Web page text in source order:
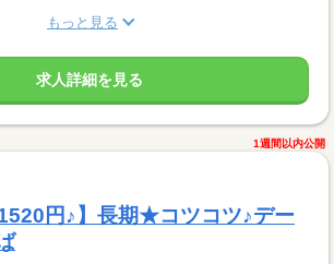
もっと見る
求人詳細を見る
1週間以内公開
円♪】長期★コツコツ♪デー